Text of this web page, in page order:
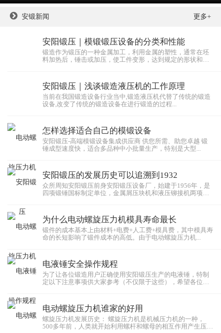
安锻新闻 更多+
安阳锻压｜模锻锻压设备的分类和性能
锻造作为锻压的一种金属加工，利用金属的塑性，通常在坯
料加热后，锤击或加压，使工件变形，达到规定的形状和尺
安阳锻压｜浅谈锻造液压机的工作原理
当前在我国锻造设备行业当中,锻造液压机代替了传统的锻造
设备,改变了传统的锻造设备在进行锻造的过程...
怎样选择适合自己的模锻设备
安阳锻压-高端模锻设备集成供应商 供您所需、助您卓越 锻
锤成型速度快，适合多品种中小批量生产，特别是大型...
安阳锻压的发展历史可以追溯到1932
众所周知安阳锻压前身安阳锻压设备厂，始建于1956年，是
四项锻锤国标制定单位，金属屑压块机和液压铆接机两项
为什么电动螺旋压力机模具寿命最长
锻件的成本基本上由材料+电费+人工费+模具费，其中模具寿
命的长短影响了锻件成本的高低。由于电动螺旋压力机...
电液锤安全操作规程
为了让各位锻造用户正确使用安阳锻压生产的电液锤，特制
定以下注意事项供大家参考（不仅限于这些），希望各位都
电动螺旋压力机谁家的好用
螺旋压力机发展历史： 螺旋压力机是机械压力机的一种，
500多年前，人类就开始利用螺杆和螺母的相互作用产生压力